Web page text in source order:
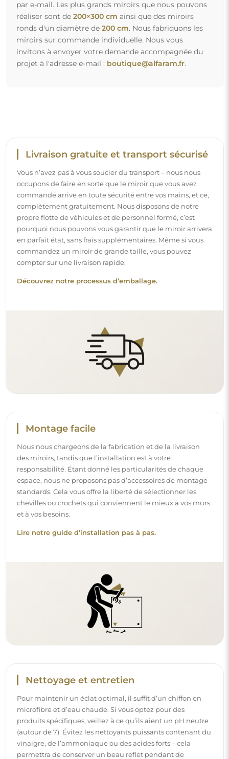
par e-mail. Les plus grands miroirs que nous pouvons
réaliser sont de 200×300 cm ainsi que des miroirs
ronds d'un diamètre de 200 cm. Nous fabriquons les
miroirs sur commande individuelle. Nous vous
invitons à envoyer votre demande accompagnée du
projet à l'adresse e-mail : boutique@alfaram.fr.
Livraison gratuite et transport sécurisé
Vous n’avez pas à vous soucier du transport – nous nous
occupons de faire en sorte que le miroir que vous avez
commandé arrive en toute sécurité entre vos mains, et ce,
complètement gratuitement. Nous disposons de notre
propre flotte de véhicules et de personnel formé, c’est
pourquoi nous pouvons vous garantir que le miroir arrivera
en parfait état, sans frais supplémentaires. Même si vous
commandez un miroir de grande taille, vous pouvez
compter sur une livraison rapide.
Découvrez notre processus d’emballage.
Montage facile
Nous nous chargeons de la fabrication et de la livraison
des miroirs, tandis que l’installation est à votre
responsabilité. Étant donné les particularités de chaque
espace, nous ne proposons pas d’accessoires de montage
standards. Cela vous offre la liberté de sélectionner les
chevilles ou crochets qui conviennent le mieux à vos murs
et à vos besoins.
Lire notre guide d’installation pas à pas.
Nettoyage et entretien
Pour maintenir un éclat optimal, il suffit d’un chiffon en
microfibre et d’eau chaude. Si vous optez pour des
produits spécifiques, veillez à ce qu’ils aient un pH neutre
(autour de 7). Évitez les nettoyants puissants contenant du
vinaigre, de l’ammoniaque ou des acides forts – cela
permettra de conserver un beau reflet pendant de